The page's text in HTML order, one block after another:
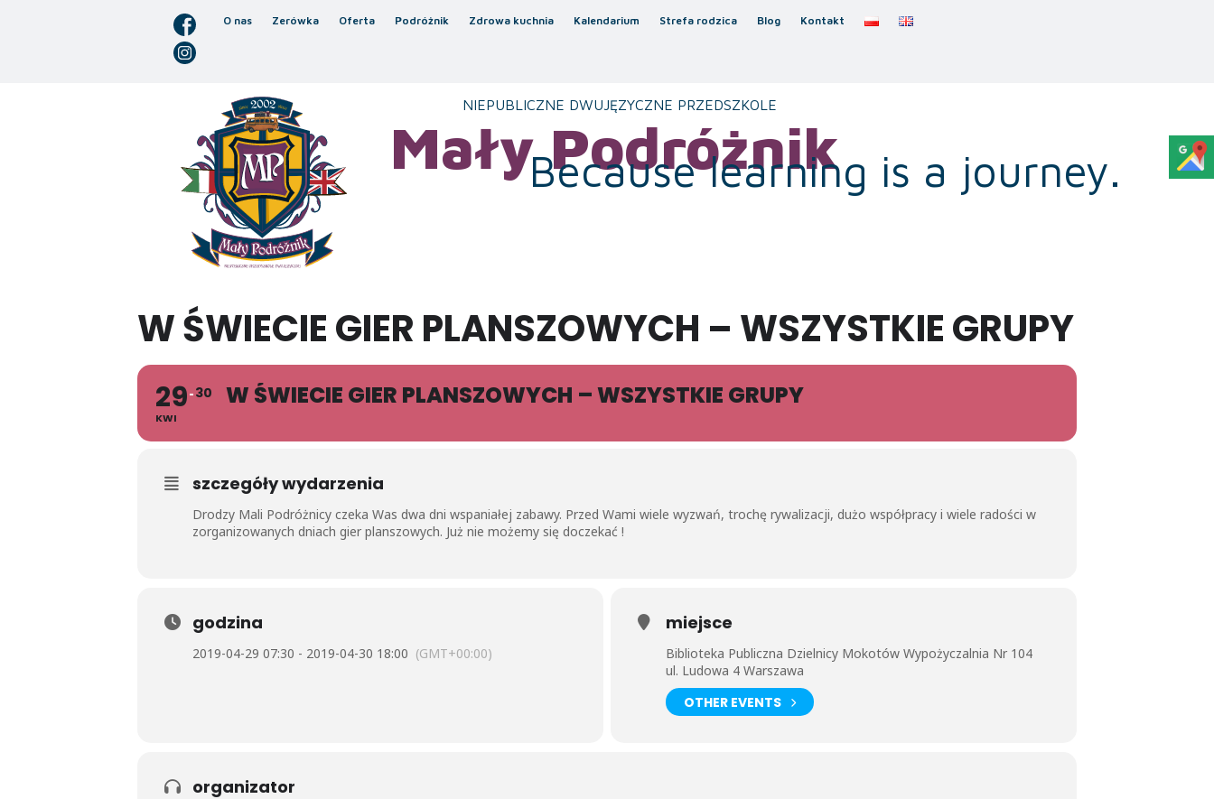
O nas Zerówka Oferta Podróżnik Zdrowa kuchnia Kalendarium Strefa rodzica Blog Kontakt
NIEPUBLICZNE DWUJĘZYCZNE PRZEDSZKOLE
Mały Podróżnik
Because learning is a journey.
W ŚWIECIE GIER PLANSZOWYCH – WSZYSTKIE GRUPY
29
KWI
30 W ŚWIECIE GIER PLANSZOWYCH – WSZYSTKIE GRUPY
szczegóły wydarzenia
Drodzy Mali Podróżnicy czeka Was dwa dni wspaniałej zabawy. Przed Wami wiele wyzwań, trochę rywalizacji, dużo współpracy i wiele radości w
zorganizowanych dniach gier planszowych. Już nie możemy się doczekać !
godzina
2019-04-29 07:30 - 2019-04-30 18:00 (GMT+00:00)
miejsce
Biblioteka Publiczna Dzielnicy Mokotów Wypożyczalnia Nr 104
ul. Ludowa 4 Warszawa
OTHER EVENTS
organizator